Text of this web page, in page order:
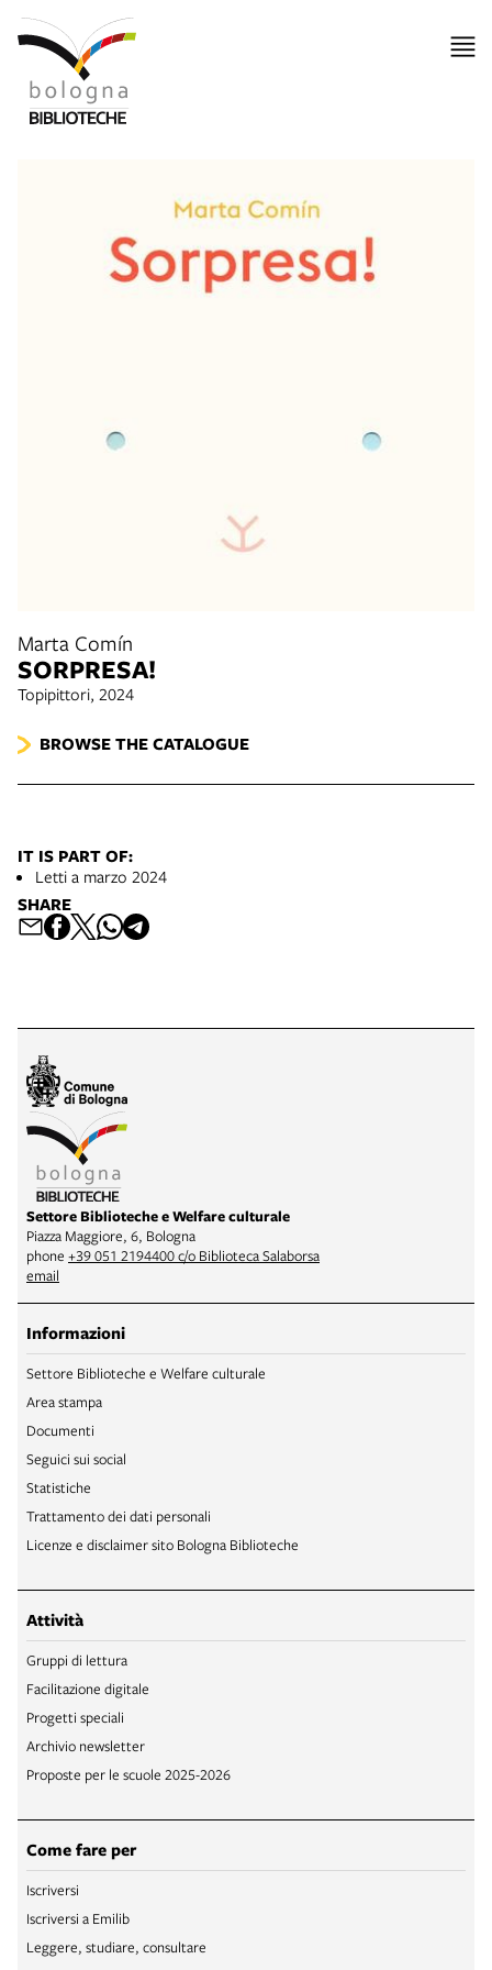
Marta Comín
SORPRESA!
Topipittori, 2024
BROWSE THE CATALOGUE
IT IS PART OF:
Letti a marzo 2024
SHARE
Settore Biblioteche e Welfare culturale
Piazza Maggiore, 6, Bologna
phone +39 051 2194400 c/o Biblioteca Salaborsa
email
Informazioni
Settore Biblioteche e Welfare culturale
Area stampa
Documenti
Seguici sui social
Statistiche
Trattamento dei dati personali
Licenze e disclaimer sito Bologna Biblioteche
Attività
Gruppi di lettura
Facilitazione digitale
Progetti speciali
Archivio newsletter
Proposte per le scuole 2025-2026
Come fare per
Iscriversi
Iscriversi a Emilib
Leggere, studiare, consultare